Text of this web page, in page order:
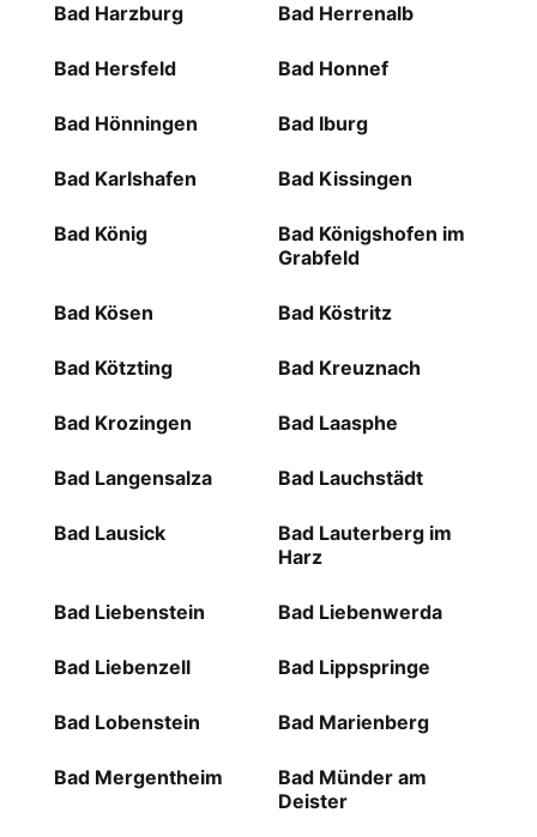
Bad Harzburg Bad Herrenalb
Bad Hersfeld Bad Honnef
Bad Hönningen Bad Iburg
Bad Karlshafen Bad Kissingen
Bad König
Bad Königshofen im
Grabfeld
Bad Kösen Bad Köstritz
Bad Kötzting Bad Kreuznach
Bad Krozingen Bad Laasphe
Bad Langensalza Bad Lauchstädt
Bad Lausick
Bad Lauterberg im
Harz
Bad Liebenstein Bad Liebenwerda
Bad Liebenzell Bad Lippspringe
Bad Lobenstein Bad Marienberg
Bad Mergentheim
Bad Münder am
Deister